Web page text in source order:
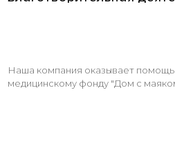
Наша компания оказывает
медицинскому фонду "Дом с